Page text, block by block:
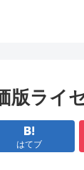
版ライ
はてブ